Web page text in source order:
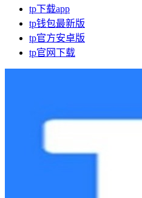
tp下载app
tp钱包最新版
tp官方安卓版
tp官网下载